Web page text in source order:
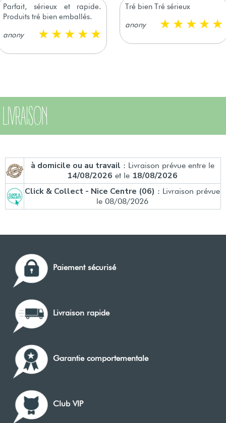
Parfait, sérieux et rapide.
Produits tré bien emballés.
anony
Tré bien Tré sérieux
anony
LIVRAISON
à domicile ou au travail : Livraison prévue entre le
14/08/2026 et le 18/08/2026
Click & Collect - Nice Centre (06) : Livraison prévue
le 08/08/2026
Paiement sécurisé
Livraison rapide
Garantie comportementale
Club VIP